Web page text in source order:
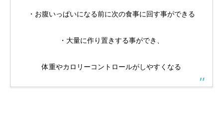
・お腹いっぱいになる前に次の食事に回す事ができる
・大量に作り置きする事ができ、
体重やカロリーコントロールがしやすくなる